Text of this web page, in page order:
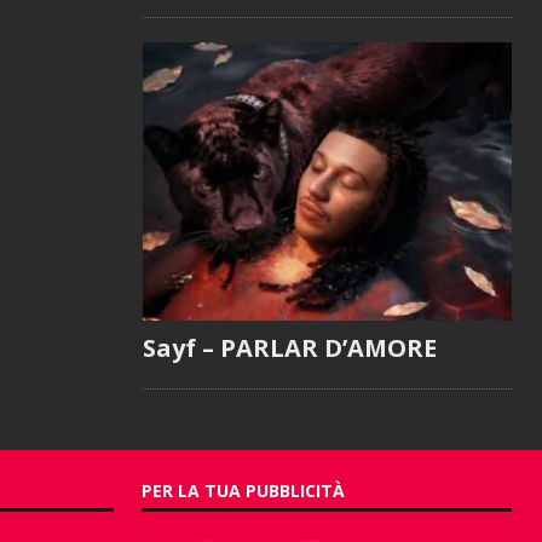
Sayf – PARLAR D’AMORE
PER LA TUA PUBBLICITÀ